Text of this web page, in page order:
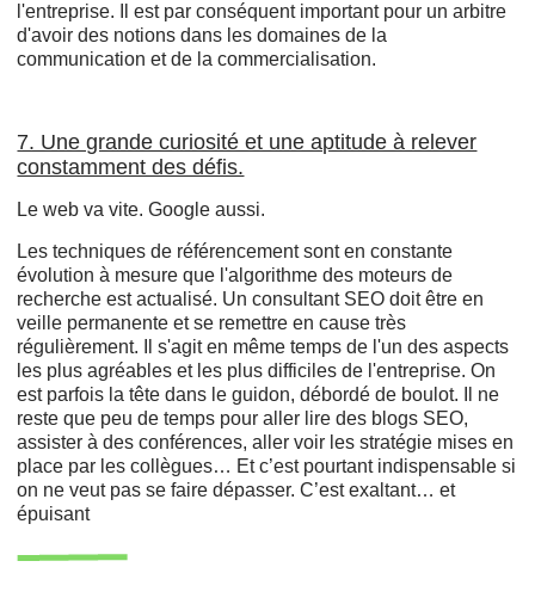
l'entreprise. Il est par conséquent important pour un arbitre
d'avoir des notions dans les domaines de la
communication et de la commercialisation.
7. Une grande curiosité et une aptitude à relever
constamment des défis.
Le web va vite. Google aussi.
Les techniques de référencement sont en constante
évolution à mesure que l'algorithme des moteurs de
recherche est actualisé. Un consultant SEO doit être en
veille permanente et se remettre en cause très
régulièrement. Il s'agit en même temps de l'un des aspects
les plus agréables et les plus difficiles de l'entreprise. On
est parfois la tête dans le guidon, débordé de boulot. Il ne
reste que peu de temps pour aller lire des blogs SEO,
assister à des conférences, aller voir les stratégie mises en
place par les collègues… Et c’est pourtant indispensable si
on ne veut pas se faire dépasser. C’est exaltant… et
épuisant